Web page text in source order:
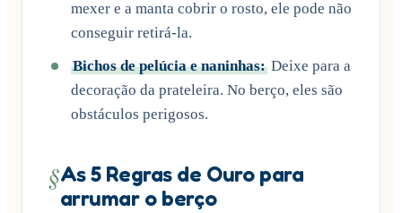
mexer e a manta cobrir o rosto, ele pode não
conseguir retirá-la.
Bichos de pelúcia e naninhas: Deixe para a
decoração da prateleira. No berço, eles são
obstáculos perigosos.
§As 5 Regras de Ouro para
arrumar o berço